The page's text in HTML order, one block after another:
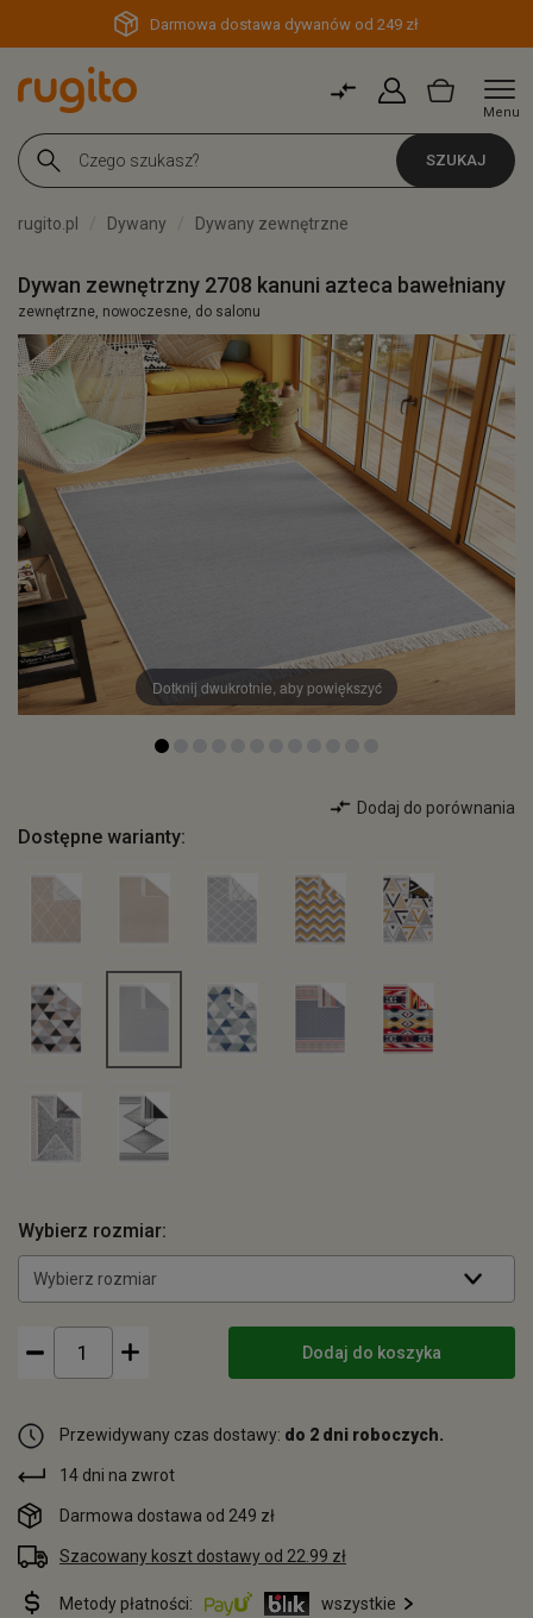
Darmowa dostawa dywanów od 249 zł
Menu
SZUKAJ
rugito.pl Dywany Dywany zewnętrzne
Dywan zewnętrzny 2708 kanuni azteca bawełniany
zewnętrzne, nowoczesne, do salonu
Dotknij dwukrotnie, aby powiększyć
Dodaj do porównania
Dostępne warianty:
Wybierz rozmiar:
Wybierz rozmiar
Dodaj do koszyka
Przewidywany czas dostawy: do 2 dni roboczych.
14 dni na zwrot
Darmowa dostawa od 249 zł
Szacowany koszt dostawy od 22.99 zł
Metody płatności: wszystkie